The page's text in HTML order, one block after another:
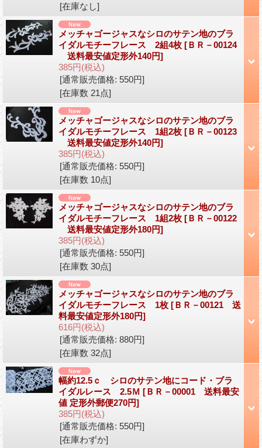
[在庫なし]
メッチャゴージャスなシロのサテン地のブラ
イダルモチーフレース 2組4枚 [ＢＲ－00124
送料最安値定形外140円]
385円(税込)
[通常販売価格: 550円]
[在庫数 21点]
メッチャゴージャスなシロのサテン地のブラ
イダルモチーフレース 1組2枚 [ＢＲ－00123
送料最安値定形外140円]
385円(税込)
[通常販売価格: 550円]
[在庫数 10点]
メッチャゴージャスなシロのサテン地のブラ
イダルモチーフレース 1組2枚 [ＢＲ－00122
送料最安値定形外180円]
385円(税込)
[通常販売価格: 550円]
[在庫数 30点]
メッチャゴージャスなシロのサテン地のブラ
イダルモチーフレース 1枚 [ＢＲ－00121 送
料最安値定形外180円]
616円(税込)
[通常販売価格: 880円]
[在庫数 32点]
幅約12.5ｃ シロのサテン地にコード・ブラ
イダルレース 2.5Ｍ [ＢＲ－00001 送料最安
値 定形外郵便270円]
385円(税込)
[通常販売価格: 550円]
[在庫わずか]